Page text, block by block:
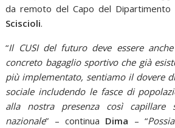
da remoto del Capo del
Sciscioli.
“Il CUSI del futuro deve essere
concreto bagaglio sportivo che già
più implementato, sentiamo il dovere
sociale includendo le fasce di
alla nostra presenza così
nazionale” – continua Dima – “